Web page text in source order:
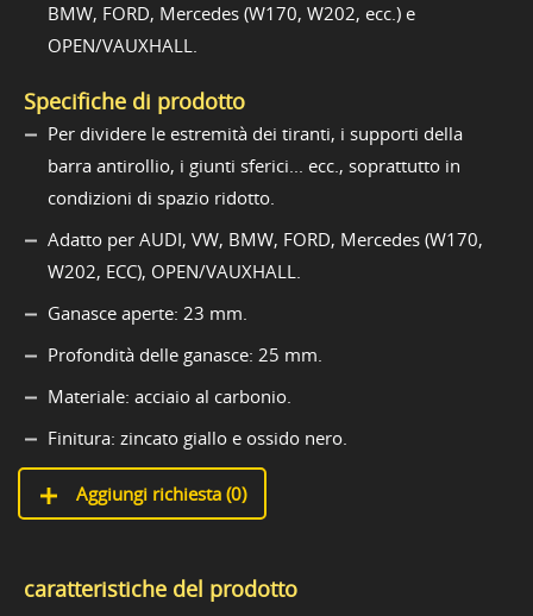
BMW, FORD, Mercedes (W170, W202, ecc.) e
OPEN/VAUXHALL.
Specifiche di prodotto
Per dividere le estremità dei tiranti, i supporti della
barra antirollio, i giunti sferici... ecc., soprattutto in
condizioni di spazio ridotto.
Adatto per AUDI, VW, BMW, FORD, Mercedes (W170,
W202, ECC), OPEN/VAUXHALL.
Ganasce aperte: 23 mm.
Profondità delle ganasce: 25 mm.
Materiale: acciaio al carbonio.
Finitura: zincato giallo e ossido nero.
Aggiungi richiesta (0)
caratteristiche del prodotto